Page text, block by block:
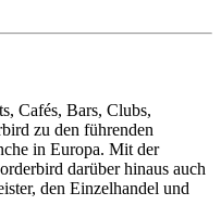
Cafés, Bars, Clubs,
zu den führenden
in Europa. Mit der
darüber hinaus auch
den Einzelhandel und